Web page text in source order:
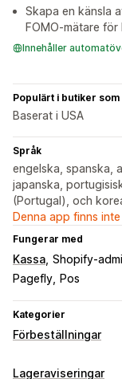
Skapa en känsla
FOMO-mätare
Innehåller
Populärt i butiker som
Baserat i USA
Språk
engelska, spanska,
japanska,
(Portugal), och
Denna app finns
Fungerar med
Kassa Shopify-
Pagefly
Pos
Kategorier
Förbeställningar
Ordertyp
Lageraviseringar